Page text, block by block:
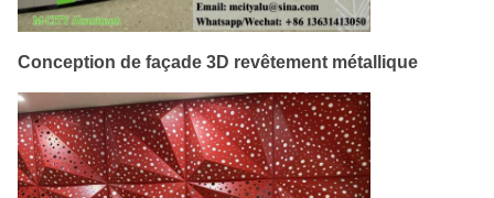
Conception de façade 3D revêtement métallique